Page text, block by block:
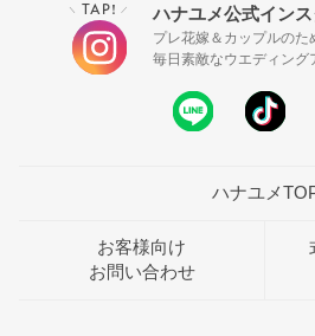
＼ TAP! ／ ハナユメ公式イン
プレ花嫁＆カップルの
毎日素敵なウエディン
ハナユメ
お客様向け
お問い合わせ